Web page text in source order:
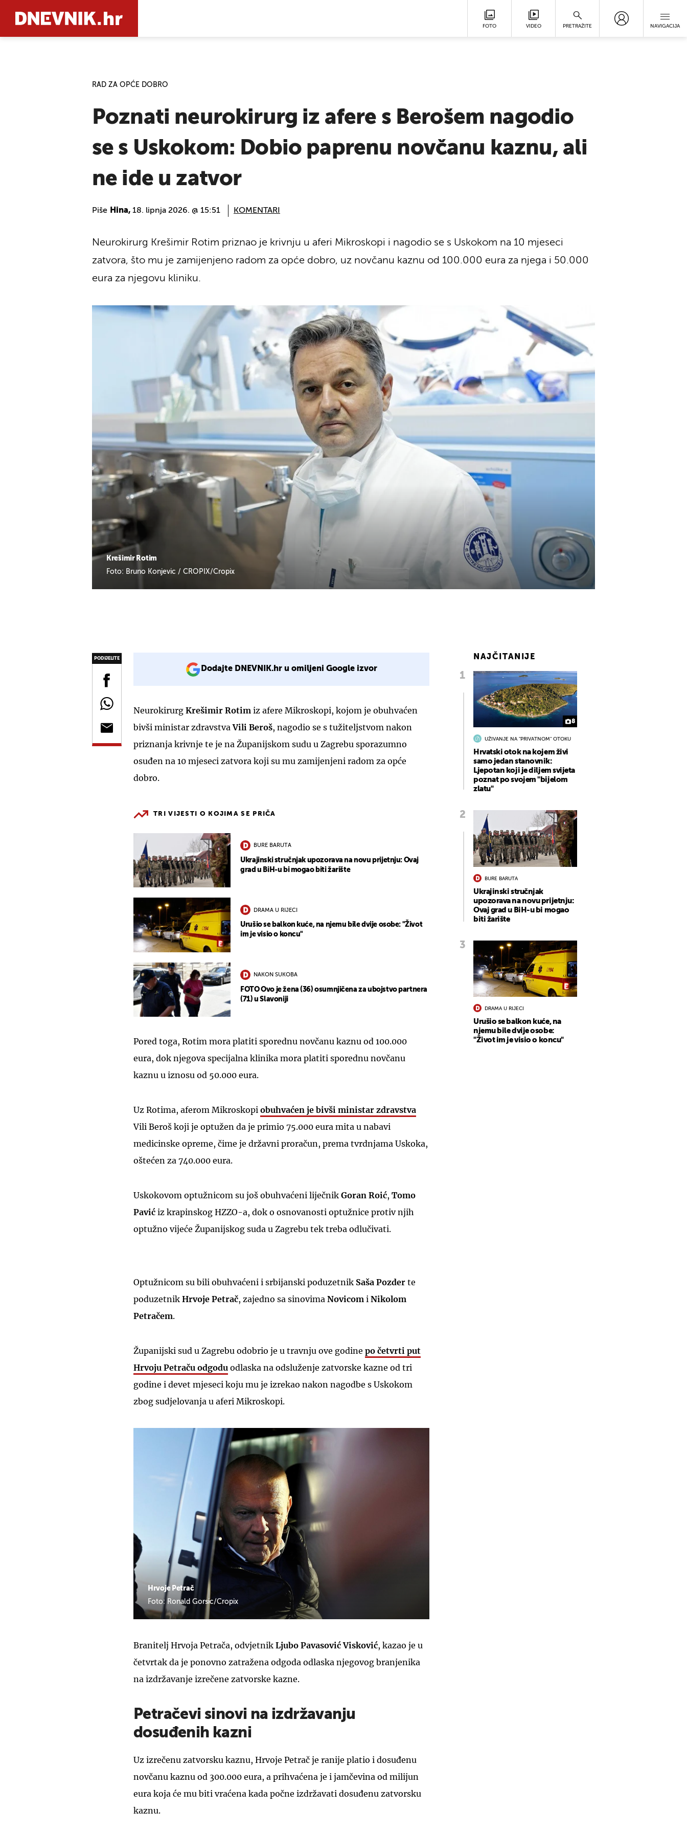
FOTO VIDEO PRETRAŽITE NAVIGACIJA
RAD ZA OPĆE DOBRO
Poznati neurokirurg iz afere s Berošem nagodio
se s Uskokom: Dobio paprenu novčanu kaznu, ali
ne ide u zatvor
Piše Hina, 18. lipnja 2026. @ 15:51 KOMENTARI
Krešimir Rotim
Foto: Bruno Konjevic / CROPIX/Cropix
Neurokirurg Krešimir Rotim priznao je krivnju u aferi Mikroskopi i nagodio se s Uskokom na 10 mjeseci
zatvora, što mu je zamijenjeno radom za opće dobro, uz novčanu kaznu od 100.000 eura za njega i 50.000
eura za njegovu kliniku.
PODIJELITE
Dodajte DNEVNIK.hr u omiljeni Google izvor
Neurokirurg Krešimir Rotim iz afere Mikroskopi, kojom je obuhvaćen
bivši ministar zdravstvaVili Beroš, nagodio se s tužiteljstvom nakon
priznanja krivnje te je na Županijskom sudu u Zagrebu sporazumno
osuđen na 10 mjeseci zatvora koji su mu zamijenjeni radom za opće
dobro.
TRI VIJESTI O KOJIMA SE PRIČA
BURE BARUTA
Ukrajinski stručnjak upozorava na novu prijetnju: Ovaj
grad u BiH-u bi mogao biti žarište
DRAMA U RIJECI
Urušio se balkon kuće, na njemu bile dvije osobe: "Život
im je visio o koncu"
NAKON SUKOBA
FOTO Ovo je žena (36) osumnjičena za ubojstvo partnera
(71) u Slavoniji
Pored toga, Rotim mora platiti sporednu novčanu kaznu od 100.000
eura, dok njegova specijalna klinika mora platiti sporednu novčanu
kaznu u iznosu od 50.000 eura.
Uz Rotima, aferom Mikroskopi obuhvaćen je bivši ministar zdravstva
Vili Beroš koji je optužen da je primio 75.000 eura mita u nabavi
medicinske opreme, čime je državni proračun, prema tvrdnjama Uskoka,
oštećen za 740.000 eura.
Uskokovom optužnicom su još obuhvaćeni liječnik Goran Roić, Tomo
Pavić iz krapinskog HZZO-a, dok o osnovanosti optužnice protiv njih
optužno vijeće Županijskog suda u Zagrebu tek treba odlučivati.
Optužnicom su bili obuhvaćeni i srbijanski poduzetnik Saša Pozder te
poduzetnik Hrvoje Petrač, zajedno sa sinovima Novicom i Nikolom
Petračem.
Županijski sud u Zagrebu odobrio je u travnju ove godine po četvrti put
Hrvoju Petraču odgodu odlaska na odsluženje zatvorske kazne od tri
godine i devet mjeseci koju mu je izrekao nakon nagodbe s Uskokom
zbog sudjelovanja u aferi Mikroskopi.
Hrvoje Petrač
Foto: Ronald Gorsic/Cropix
Branitelj Hrvoja Petrača, odvjetnik Ljubo Pavasović Visković, kazao je u
četvrtak da je ponovno zatražena odgoda odlaska njegovog branjenika
na izdržavanje izrečene zatvorske kazne.
Petračevi sinovi na izdržavanju
dosuđenih kazni
Uz izrečenu zatvorsku kaznu, Hrvoje Petrač je ranije platio i dosuđenu
novčanu kaznu od 300.000 eura, a prihvaćena je i jamčevina od milijun
eura koja će mu biti vraćena kada počne izdržavati dosuđenu zatvorsku
kaznu.
NAJČITANIJE
8
UŽIVANJE NA "PRIVATNOM" OTOKU
Hrvatski otok na kojem živi
samo jedan stanovnik:
Ljepotan koji je diljem svijeta
poznat po svojem "bijelom
zlatu"
BURE BARUTA
Ukrajinski stručnjak
upozorava na novu prijetnju:
Ovaj grad u BiH-u bi mogao
biti žarište
DRAMA U RIJECI
Urušio se balkon kuće, na
njemu bile dvije osobe:
"Život im je visio o koncu"
UKLJUČITE NOTIFIKACIJE